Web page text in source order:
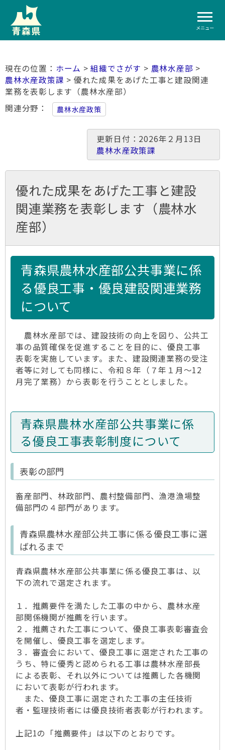
メニュー
ホーム >組織でさがす > 農林水産部 >
農林水産政策課 > 優れた成果をあげた工事と建設関連
業務を表彰します（農林水産部）
関連分野
農林水産政策
更新日付：2026年２月13日
農林水産政策課
優れた成果をあげた工事と建設
関連業務を表彰します（農林水
産部）
青森県農林水産部公共事業に係
る優良工事・優良建設関連業務
について
農林水産部では、建設技術の向上を図り、公共工
事の品質確保を促進することを目的に、優良工事
表彰を実施しています。また、建設関連業務の受注
者等に対しても同様に、令和８年（７年１月～12
月完了業務）から表彰を行うこととしました。
青森県農林水産部公共事業に係
る優良工事表彰制度について
表彰の部門
畜産部門、林政部門、農村整備部門、漁港漁場整
備部門の４部門があります。
青森県農林水産部公共工事に係る優良工事に選
ばれるまで
青森県農林水産部公共事業に係る優良工事は、以
下の流れで選定されます。
１．推薦要件を満たした工事の中から、農林水産
部関係機関が推薦を行います。
２．推薦された工事について、優良工事表彰審査会
を開催し、優良工事を選定します。
３．審査会において、優良工事に選定された工事の
うち、特に優秀と認められる工事は農林水産部長
による表彰、それ以外については推薦した各機関
において表彰が行われます。
また、優良工事に選定された工事の主任技術
者・監理技術者には優良技術者表彰が行われます。
上記1の「推薦要件」は以下のとおりです。